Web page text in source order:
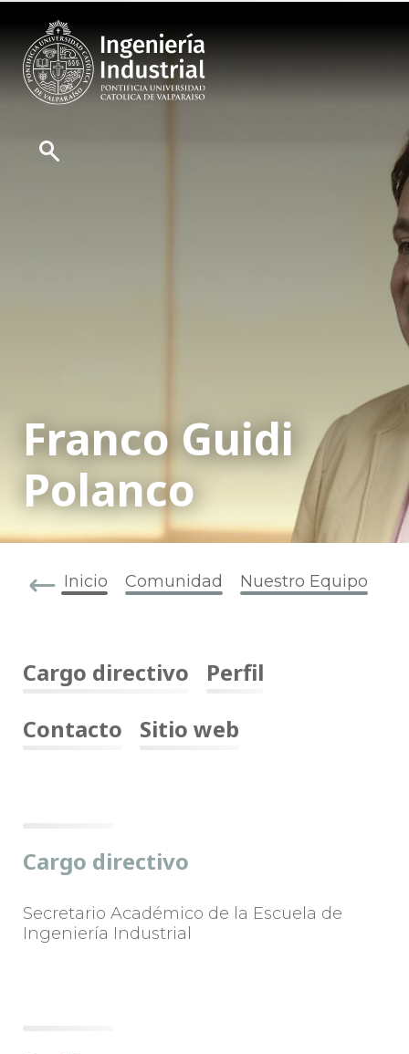
Franco Guidi
Polanco
Inicio Comunidad Nuestro Equipo
Cargo directivo
Perfil
Contacto
Sitio web
Cargo directivo
Secretario Académico de la Escuela de
Ingeniería Industrial